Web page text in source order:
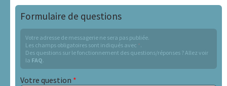
Nos
sites
A.R.A.P.H.
Formulaire de questions
Votre adresse de messagerie ne sera pas publiée.
Les champs obligatoires sont indiqués avec *.
Des questions sur le fonctionnement des questions/réponses ? Allez voir
la FAQ.
Votre question *